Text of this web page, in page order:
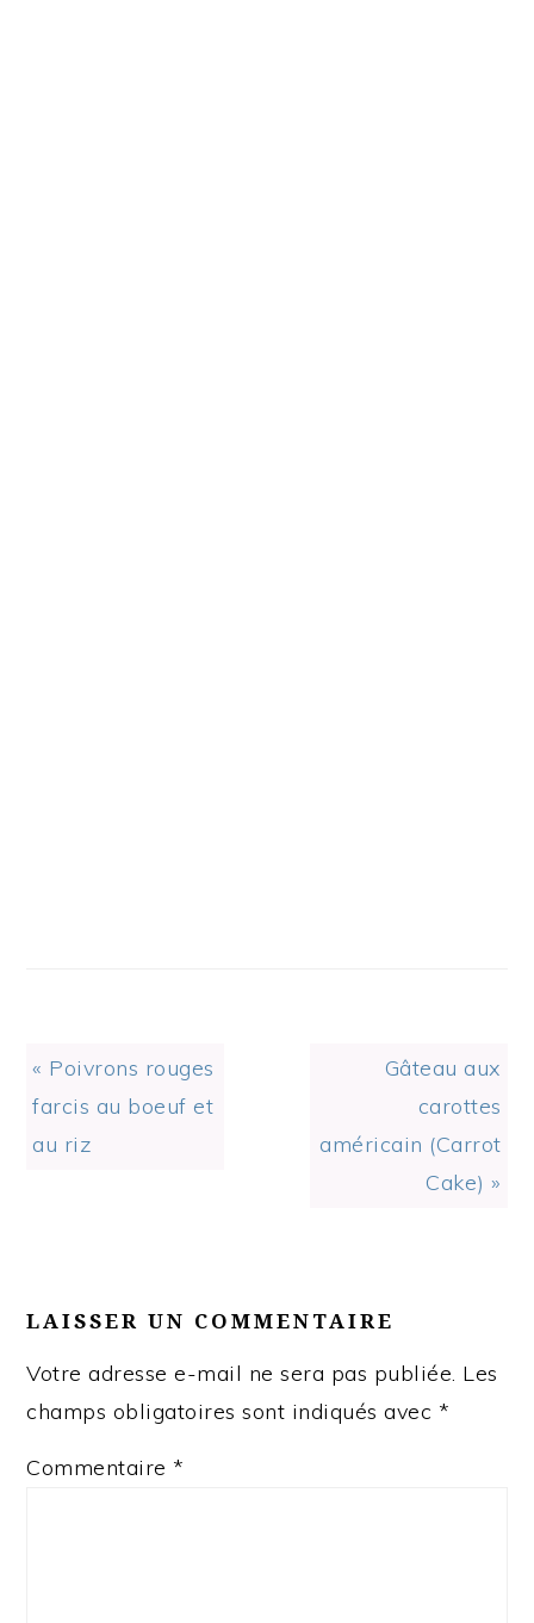
Previous
Post:
« Poivrons rouges
farcis au boeuf et
au riz
Next
Post:
Gâteau aux
carottes
américain (Carrot
Cake) »
INTERACTIONS
LAISSER UN COMMENTAIRE
Votre adresse e-mail ne sera pas publiée. Les
champs obligatoires sont indiqués avec *
Commentaire *